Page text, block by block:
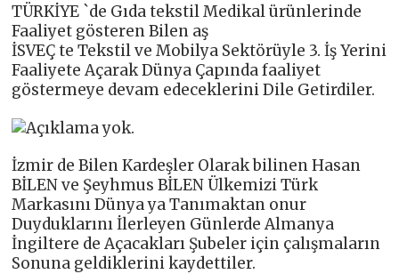
TÜRKİYE `de Gıda tekstil Medikal ürünlerinde
Faaliyet gösteren Bilen aş
İSVEÇ te Tekstil ve Mobilya Sektörüyle 3. İş Yerini
Faaliyete Açarak Dünya Çapında faaliyet
göstermeye devam edeceklerini Dile Getirdiler.
İzmir de Bilen Kardeşler Olarak bilinen Hasan
BİLEN ve Şeyhmus BİLEN Ülkemizi Türk
Markasını Dünya ya Tanımaktan onur
Duyduklarını İlerleyen Günlerde Almanya
İngiltere de Açacakları Şubeler için çalışmaların
Sonuna geldiklerini kaydettiler.